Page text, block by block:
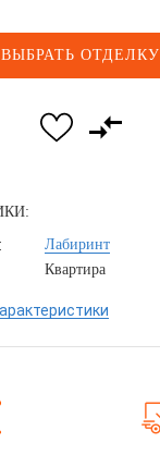
ВЫБРАТЬ ОТДЕЛКУ
Лабиринт
Квартира